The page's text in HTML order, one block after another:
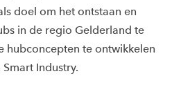
doel om het ontstaan en
in de regio Gelderland te
hubconcepten te ontwikkelen
Industry.